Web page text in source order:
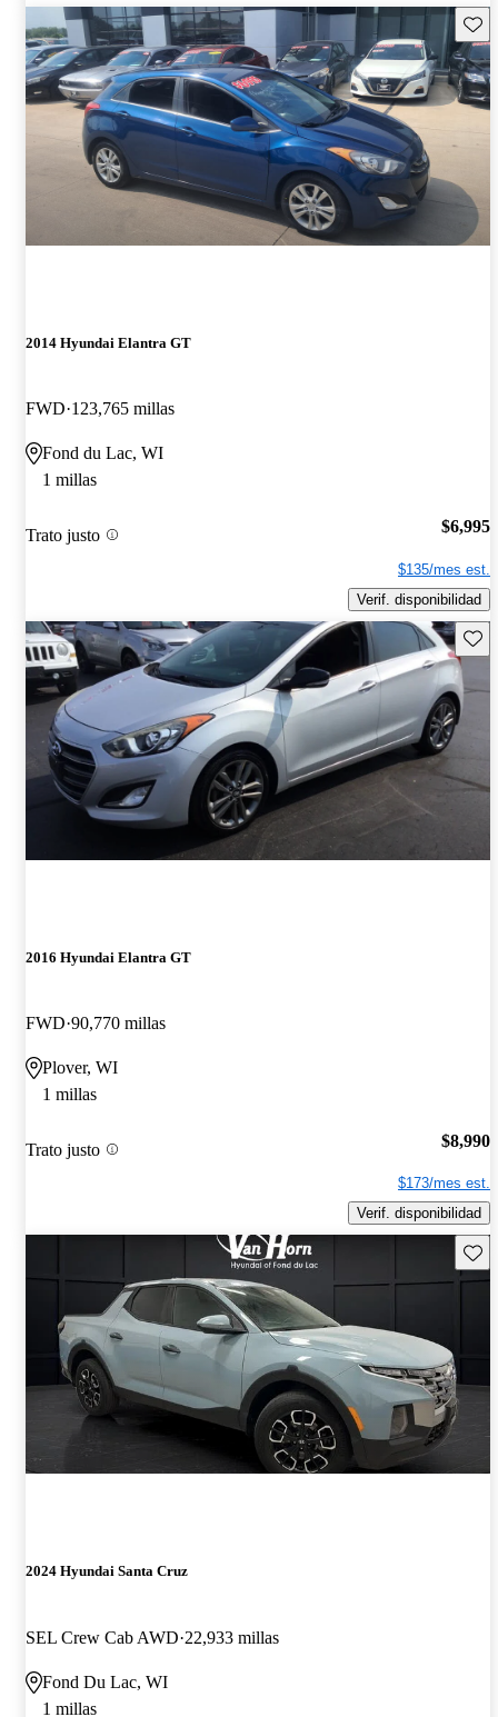
2014 Hyundai Elantra GT
FWD 123,765 millas
Fond du Lac, WI
1 millas
Trato justo $6,995
$135/mes est.
Verif. disponibilidad
2016 Hyundai Elantra GT
FWD 90,770 millas
Plover, WI
1 millas
Trato justo $8,990
$173/mes est.
Verif. disponibilidad
2024 Hyundai Santa Cruz
SEL Crew Cab AWD 22,933 millas
Fond Du Lac, WI
1 millas